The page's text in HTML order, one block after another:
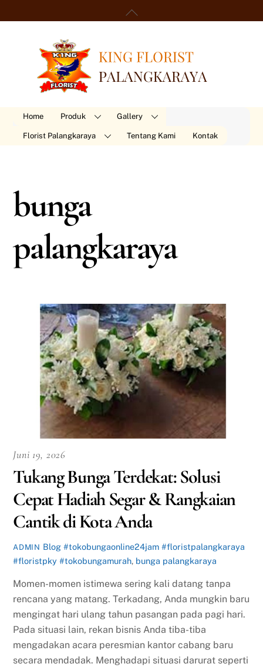
to
Home Produk Gallery
Florist Palangkaraya Tentang Kami Kontak
bunga
palangkaraya
Juni 19, 2026
Tukang Bunga Terdekat: Solusi
Cepat Hadiah Segar & Rangkaian
Cantik di Kota Anda
ADMIN Blog #tokobungaonline24jam #floristpalangkaraya
#floristpky #tokobungamurah, bunga palangkaraya
Momen-momen istimewa sering kali datang tanpa
rencana yang matang. Terkadang, Anda mungkin baru
mengingat hari ulang tahun pasangan pada pagi hari.
Pada situasi lain, rekan bisnis Anda tiba-tiba
mengadakan acara peresmian kantor cabang baru
secara mendadak. Menghadapi situasi darurat seperti
Back
To